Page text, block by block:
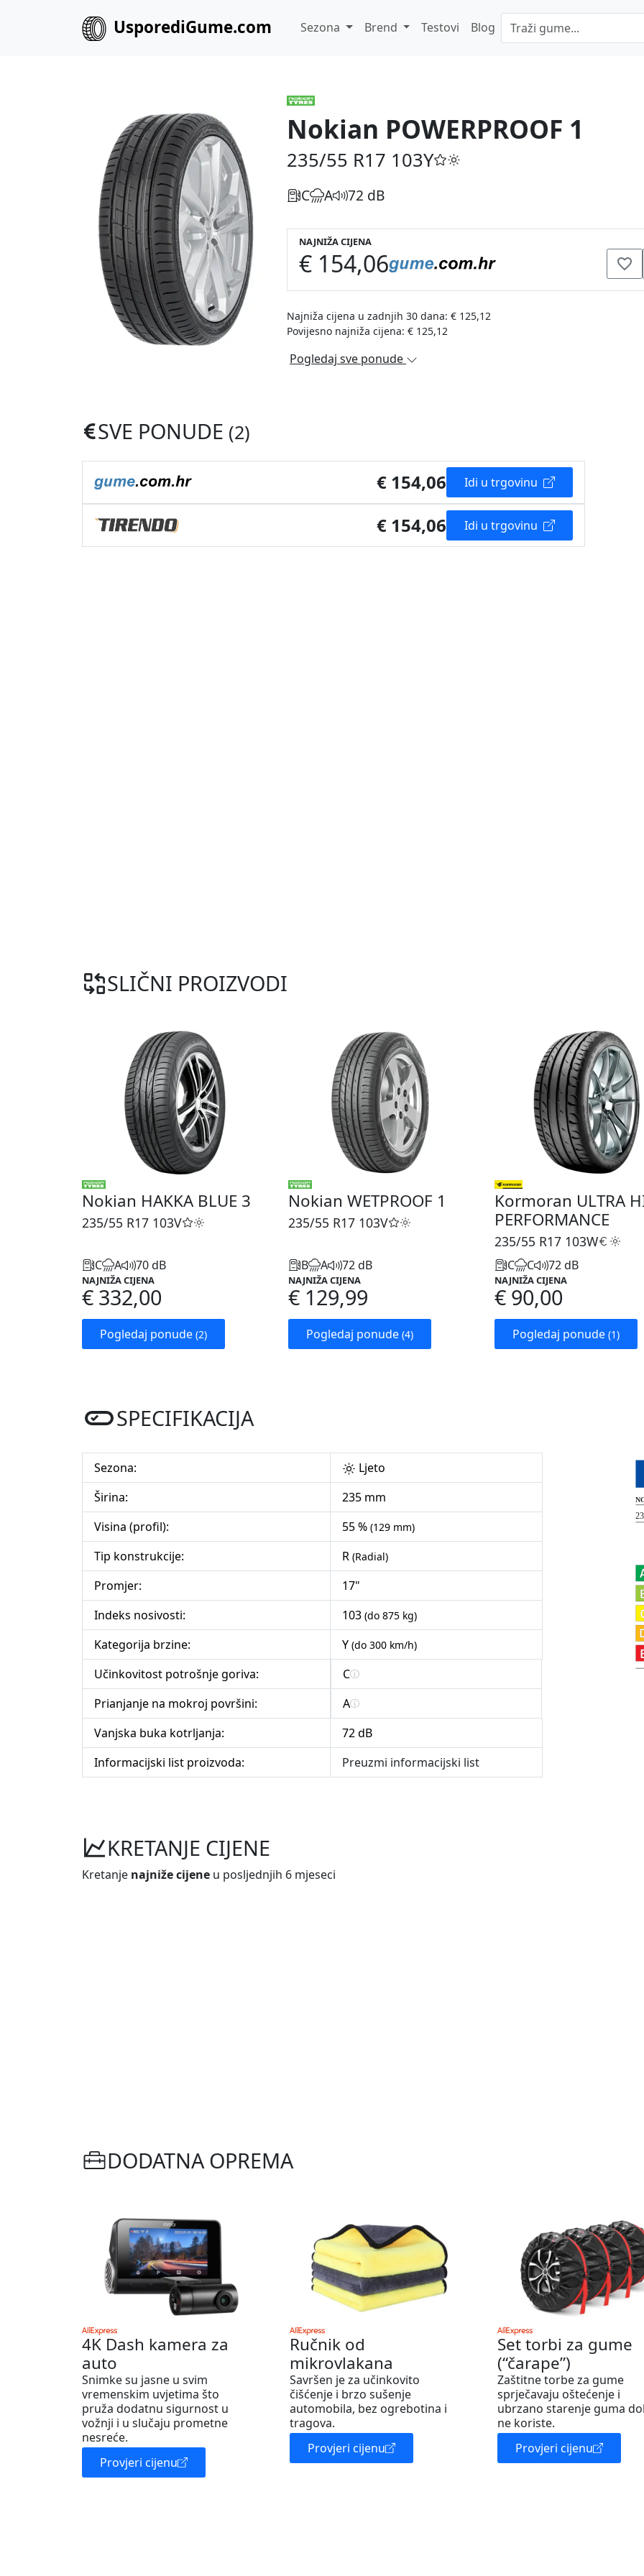
UsporediGume.com Sezona Brend Testovi Blog
Nokian POWERPROOF 1
235/55 R17 103Y
C A 72 dB
NAJNIŽA CIJENA
€ 154,06
Najniža cijena u zadnjih 30 dana: € 125,12
Povijesno najniža cijena: € 125,12
Pogledaj sve ponude
SVE PONUDE (2)
€ 154,06 Idi u trgovinu
€ 154,06 Idi u trgovinu
SLIČNI PROIZVODI
Nokian HAKKA BLUE 3
235/55 R17 103V
C A 70 dB
NAJNIŽA CIJENA
€ 332,00
Pogledaj ponude (2)
Nokian WETPROOF 1
235/55 R17 103V
B A 72 dB
NAJNIŽA CIJENA
€ 129,99
Pogledaj ponude (4)
Kormoran ULTRA
PERFORMANCE
235/55 R17 103W
C C 72 dB
NAJNIŽA CIJENA
€ 90,00
Pogledaj ponude (1)
SPECIFIKACIJA
Sezona:
Ljeto
Širina:
235 mm
Visina (profil):
55 % (129 mm)
Tip konstrukcije: R (Radial)
Promjer:
17"
Indeks nosivosti:
103 (do 875 kg)
Kategorija brzine: Y (do 300 km/h)
Učinkovitost potrošnje goriva:
C
Prianjanje na mokroj površini:
A
Vanjska buka kotrljanja:
72 dB
Informacijski list proizvoda:
Preuzmi informacijski list
KRETANJE CIJENE
Kretanje najniže cijene u posljednjih 6 mjeseci
DODATNA OPREMA
4K Dash kamera za
auto
Snimke su jasne u svim
vremenskim uvjetima što
pruža dodatnu sigurnost u
vožnji i u slučaju prometne
nesreće.
Provjeri cijenu
Ručnik od
mikrovlakana
Savršen je za učinkovito
čišćenje i brzo sušenje
automobila, bez ogrebotina i
tragova.
Provjeri cijenu
Set torbi za gume
(“čarape”)
Zaštitne torbe za gume
sprječavaju oštećenje i
ubrzano starenje guma
ne koriste.
Provjeri cijenu